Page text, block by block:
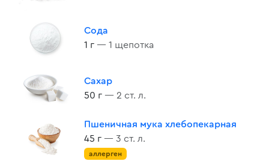
Сода
1 г — 1 щепотка
Сахар
50 г — 2 ст. л.
Пшеничная мука хлебопекарная
45 г — 3 ст. л.
аллерген